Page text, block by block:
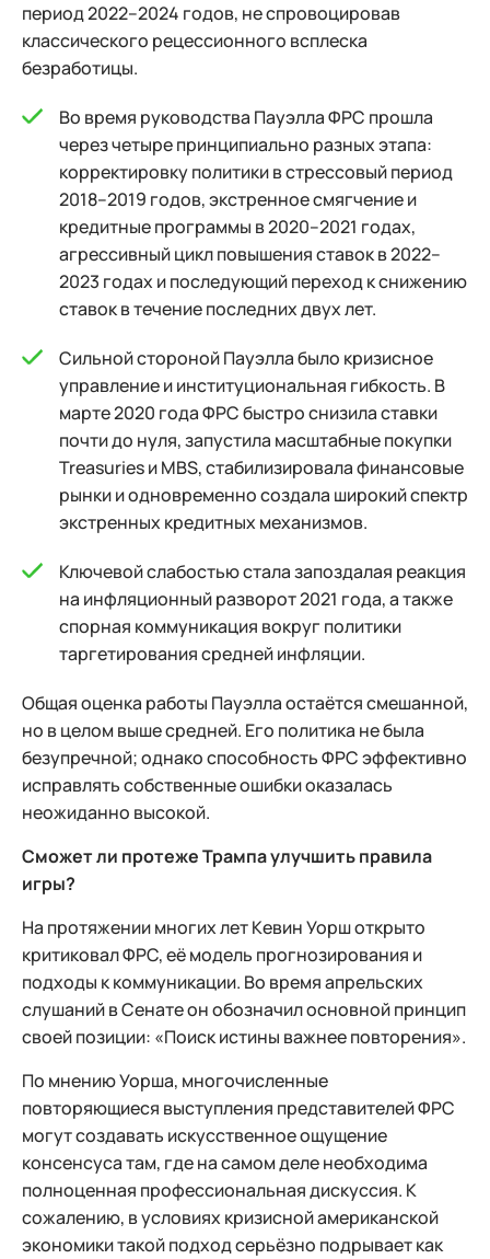
период 2022–2024 годов, не спровоцировав
классического рецессионного всплеска
безработицы.
Во время руководства Пауэлла ФРС прошла
через четыре принципиально разных этапа:
корректировку политики в стрессовый период
2018–2019 годов, экстренное смягчение и
кредитные программы в 2020–2021 годах,
агрессивный цикл повышения ставок в 2022–
2023 годах и последующий переход к снижению
ставок в течение последних двух лет.
Сильной стороной Пауэлла было кризисное
управление и институциональная гибкость. В
марте 2020 года ФРС быстро снизила ставки
почти до нуля, запустила масштабные покупки
Treasuries и MBS, стабилизировала финансовые
рынки и одновременно создала широкий спектр
экстренных кредитных механизмов.
Ключевой слабостью стала запоздалая реакция
на инфляционный разворот 2021 года, а также
спорная коммуникация вокруг политики
таргетирования средней инфляции.
Общая оценка работы Пауэлла остаётся смешанной,
но в целом выше средней. Его политика не была
безупречной; однако способность ФРС эффективно
исправлять собственные ошибки оказалась
неожиданно высокой.
Сможет ли протеже Трампа улучшить правила
игры?
На протяжении многих лет Кевин Уорш открыто
критиковал ФРС, её модель прогнозирования и
подходы к коммуникации. Во время апрельских
слушаний в Сенате он обозначил основной принцип
своей позиции: «Поиск истины важнее повторения».
По мнению Уорша, многочисленные
повторяющиеся выступления представителей ФРС
могут создавать искусственное ощущение
консенсуса там, где на самом деле необходима
полноценная профессиональная дискуссия. К
сожалению, в условиях кризисной американской
экономики такой подход серьёзно подрывает как